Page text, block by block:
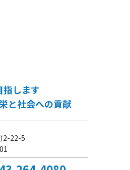
指します
と社会への貢献
2-22-5